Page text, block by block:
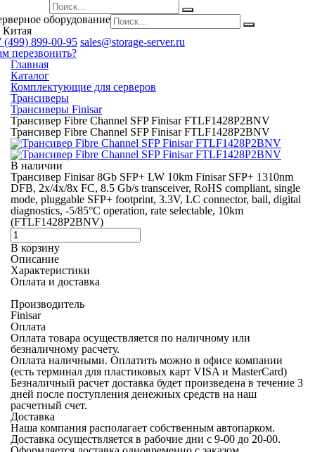
оборудование
Китая
(499) 899-00-95 sales@storage-server.ru
перезвонить?
Главная
Каталог
Комплектующие для серверов
Трансиверы
Трансиверы Finisar
Трансивер Fibre Channel SFP Finisar FTLF1428P2BNV
Трансивер Fibre Channel SFP Finisar FTLF1428P2BNV
В наличии
Трансивер Finisar 8Gb SFP+ LW 10km Finisar SFP+ 1310nm
DFB, 2x/4x/8x FC, 8.5 Gb/s transceiver, RoHS compliant, single
mode, pluggable SFP+ footprint, 3.3V, LC connector, bail, digital
diagnostics, -5/85°C operation, rate selectable, 10km
(FTLF1428P2BNV)
В корзину
Описание
Характеристики
Оплата и доставка
Производитель
Finisar
Оплата
Оплата товара осуществляется по наличному или
безналичному расчету.
Оплата наличными. Оплатить можно в офисе компании
(есть терминал для пластиковых карт VISA и MasterCard)
Безналичный расчет доставка будет произведена в течение 3
дней после поступления денежных средств на наш
расчетный счет.
Доставка
Наша компания располагает собственным автопарком.
Доставка осуществляется в рабочие дни с 9-00 до 20-00.